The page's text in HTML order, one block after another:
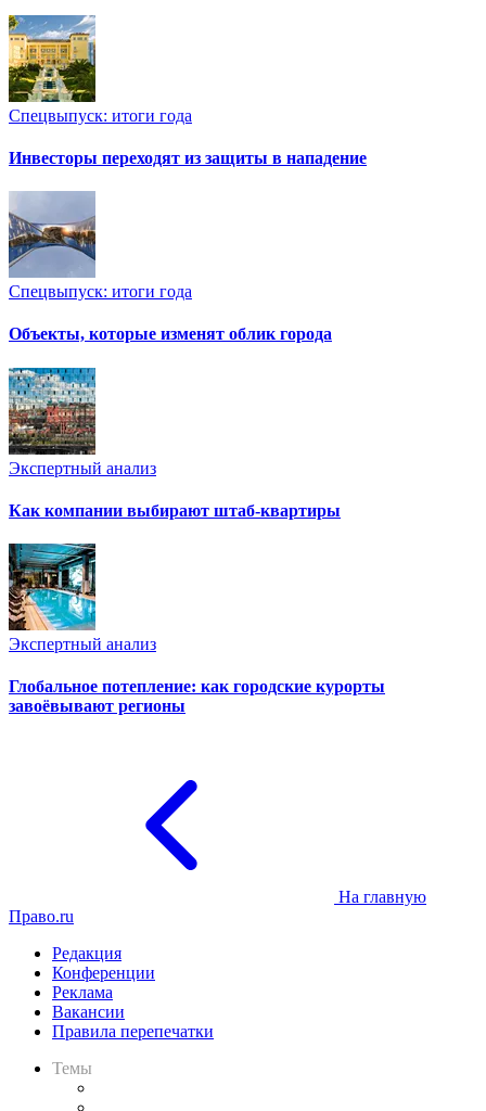
Спецвыпуск: итоги года
Инвесторы переходят из защиты в нападение
Спецвыпуск: итоги года
Объекты, которые изменят облик города
Экспертный анализ
Как компании выбирают штаб-квартиры
Экспертный анализ
Глобальное потепление: как городские курорты
завоёвывают регионы
На главную
Право.ru
Редакция
Конференции
Реклама
Вакансии
Правила перепечатки
Темы